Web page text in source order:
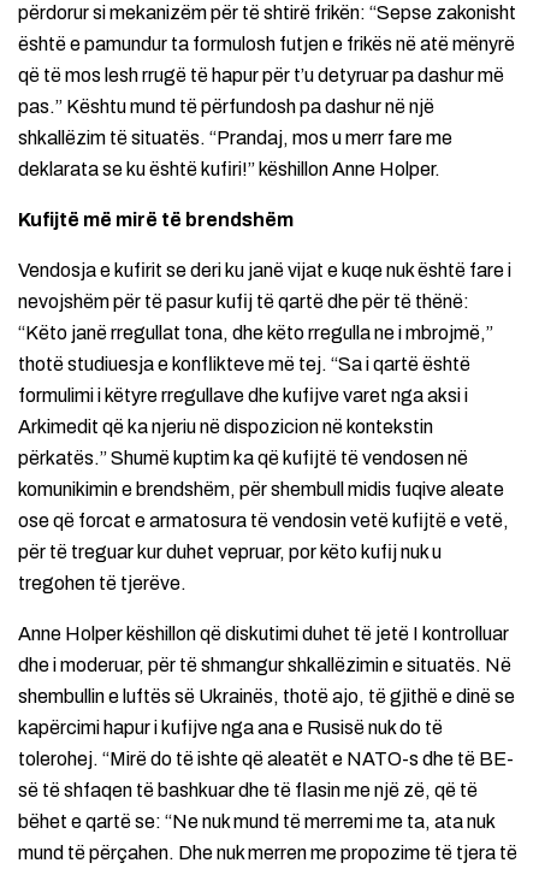
përdorur si mekanizëm për të shtirë frikën: “Sepse zakonisht
është e pamundur ta formulosh futjen e frikës në atë mënyrë
që të mos lesh rrugë të hapur për t’u detyruar pa dashur më
pas.” Kështu mund të përfundosh pa dashur në një
shkallëzim të situatës. “Prandaj, mos u merr fare me
deklarata se ku është kufiri!” këshillon Anne Holper.
Kufijtë më mirë të brendshëm
Vendosja e kufirit se deri ku janë vijat e kuqe nuk është fare i
nevojshëm për të pasur kufij të qartë dhe për të thënë:
“Këto janë rregullat tona, dhe këto rregulla ne i mbrojmë,”
thotë studiuesja e konflikteve më tej. “Sa i qartë është
formulimi i këtyre rregullave dhe kufijve varet nga aksi i
Arkimedit që ka njeriu në dispozicion në kontekstin
përkatës.” Shumë kuptim ka që kufijtë të vendosen në
komunikimin e brendshëm, për shembull midis fuqive aleate
ose që forcat e armatosura të vendosin vetë kufijtë e vetë,
për të treguar kur duhet vepruar, por këto kufij nuk u
tregohen të tjerëve.
Anne Holper këshillon që diskutimi duhet të jetë I kontrolluar
dhe i moderuar, për të shmangur shkallëzimin e situatës. Në
shembullin e luftës së Ukrainës, thotë ajo, të gjithë e dinë se
kapërcimi hapur i kufijve nga ana e Rusisë nuk do të
tolerohej. “Mirë do të ishte që aleatët e NATO-s dhe të BE-
së të shfaqen të bashkuar dhe të flasin me një zë, që të
bëhet e qartë se: “Ne nuk mund të merremi me ta, ata nuk
mund të përçahen. Dhe nuk merren me propozime të tjera të